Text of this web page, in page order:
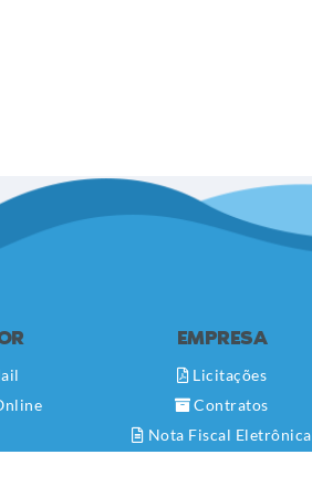
EMPRESA
Licitações
Contratos
Nota Fiscal Eletrônica